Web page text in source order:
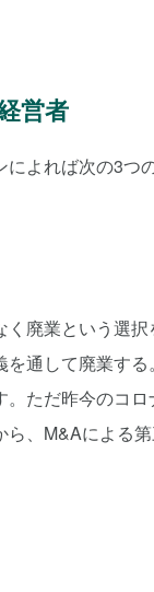
営者
よれば次の3つ
廃業という選
通して廃業す
ただ昨今のコ
、M&Aによる